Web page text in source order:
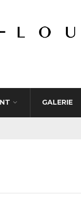
GALERIE